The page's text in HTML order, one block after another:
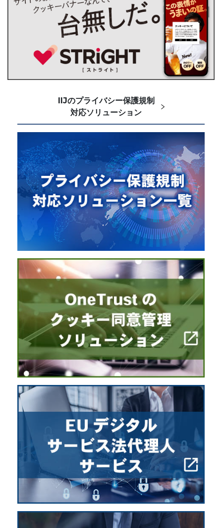
IIJのプライバシー保護規制
対応ソリューション